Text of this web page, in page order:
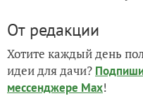
От редакции
Хотите каждый день
идеи для дачи?
мессенджере Max!